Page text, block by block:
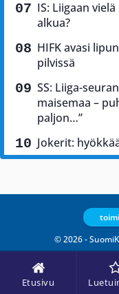
Etusivu
IS: Liigaan
alkua?
HIFK avasi
pilvissä
SS: Liiga-
maisemaa –
paljon…”
Jokerit:
© 2026 -